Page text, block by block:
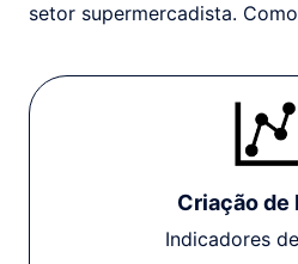
setor supermercadista.
Criação de
Indicadores